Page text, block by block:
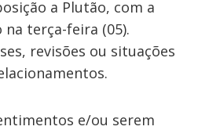
a Plutão, com a
terça-feira (05).
revisões ou situações
e/ou serem